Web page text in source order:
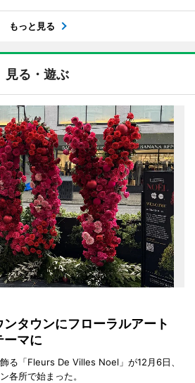
もっと見る
見る・遊ぶ
ンタウンにフローラルアート
ーマに
る「Fleurs De Villes Noel」が12月6日、
各所で始まった。